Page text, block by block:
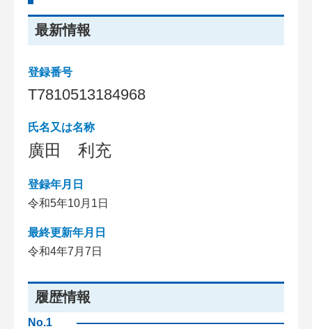
最新情報
登録番号
T7810513184968
氏名又は名称
廣田 利充
登録年月日
令和5年10月1日
最終更新年月日
令和4年7月7日
履歴情報
No.1